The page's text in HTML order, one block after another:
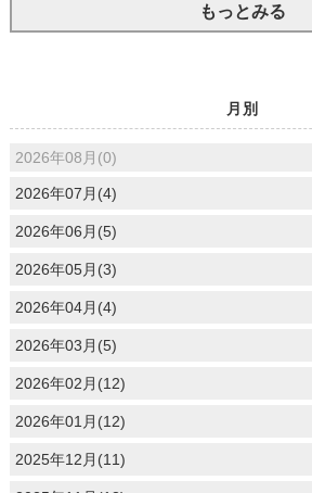
もっとみる
月別
2026年08月(0)
2026年07月(4)
2026年06月(5)
2026年05月(3)
2026年04月(4)
2026年03月(5)
2026年02月(12)
2026年01月(12)
2025年12月(11)